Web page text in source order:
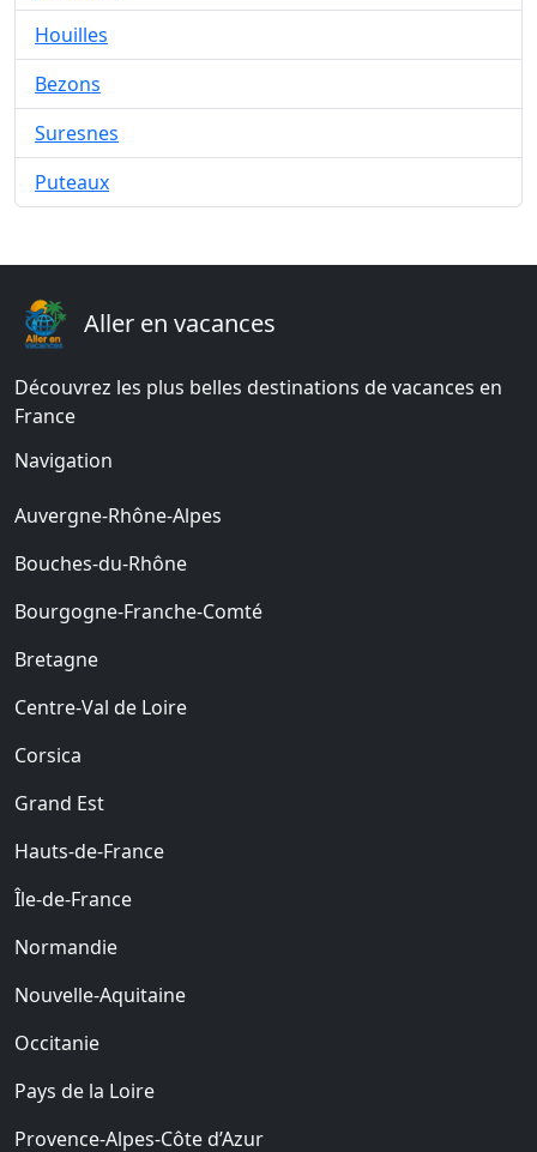
Houilles
Bezons
Suresnes
Puteaux
Aller en vacances
Découvrez les plus belles destinations de vacances en
France
Navigation
Auvergne-Rhône-Alpes
Bouches-du-Rhône
Bourgogne-Franche-Comté
Bretagne
Centre-Val de Loire
Corsica
Grand Est
Hauts-de-France
Île-de-France
Normandie
Nouvelle-Aquitaine
Occitanie
Pays de la Loire
Provence-Alpes-Côte d’Azur